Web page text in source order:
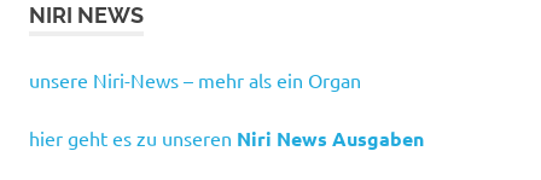
NIRI NEWS
unsere Niri-News – mehr als ein Organ
hier geht es zu unseren Niri News Ausgaben